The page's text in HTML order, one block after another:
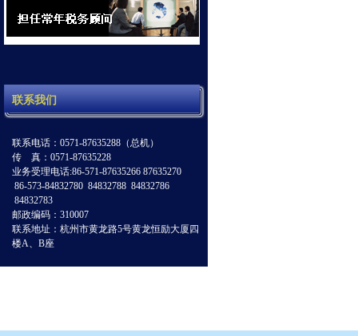
联系我们
联系电话：0571-87635288（总机）
传 真：0571-87635228
业务受理电话:86-571-87635266 87635270
86-573-84832780 84832788 84832786
84832783
邮政编码：310007
联系地址：杭州市黄龙路5号黄龙恒励大厦四
楼A、B座